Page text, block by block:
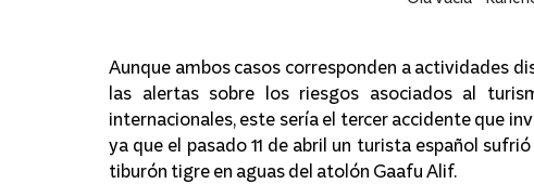
Aunque ambos casos corresponden a actividades
las alertas sobre los riesgos asociados al
internacionales, este sería el tercer accidente que
ya que el pasado 11 de abril un turista español
tiburón tigre en aguas del atolón Gaafu Alif.